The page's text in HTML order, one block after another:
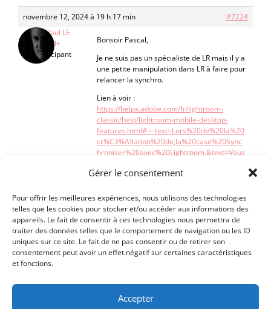
Gérer le consentement
Pour offrir les meilleures expériences, nous utilisons des technologies
telles que les cookies pour stocker et/ou accéder aux informations des
appareils. Le fait de consentir à ces technologies nous permettra de
traiter des données telles que le comportement de navigation ou les ID
uniques sur ce site. Le fait de ne pas consentir ou de retirer son
consentement peut avoir un effet négatif sur certaines caractéristiques
et fonctions.
Accepter
novembre 12, 2024 à 19 h 17 min
#7224
Jean-Paul LE
LOC’H
Participant
Bonsoir Pascal,
Je ne suis pas un spécialiste de LR mais il y a
une petite manipulation dans LR à faire pour
relancer la synchro.
Lien à voir :
https://helpx.adobe.com/fr/lightroom-
classic/help/lightroom-mobile-desktop-
features.html#:~:text=Lors%20de%20la%20
cr%C3%A9ation%20de,la%20case%20Sync
hroniser%20avec%20Lightroom.&text=Vous
gurer%20vos,%C3%A0%20les%20synchroni
Jean-Paul